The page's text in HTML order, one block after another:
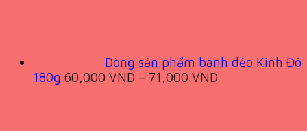
Dòng sản phẩm bánh dẻo Kinh Đô
180g 60,000 VND – 71,000 VND